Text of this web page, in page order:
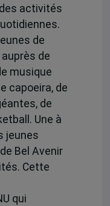
activités
de
de
musique
capoeira, de
de
Une à
jeunes
Bel Avenir
Cette
qui